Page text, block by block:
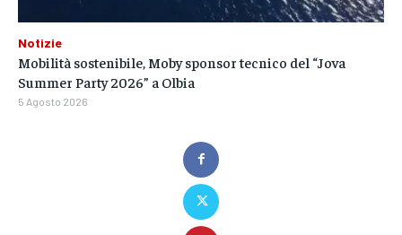
Notizie
Mobilità sostenibile, Moby sponsor tecnico del “Jova
Summer Party 2026” a Olbia
5 Agosto 2026